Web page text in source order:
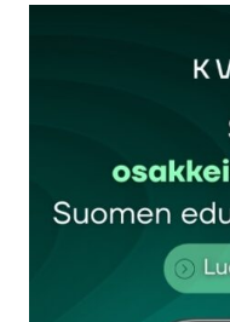
kentät on merkitty*